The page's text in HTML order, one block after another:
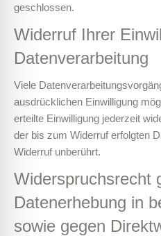
geschlossen.
Widerruf Ihrer
Datenverarbeitung
Viele
ausdrücklichen Einwilligung
erteilte Einwilligung jederzeit
der bis zum Widerruf erfolgten
Widerruf unberührt.
Widerspruchsrecht
Datenerhebung in
sowie gegen